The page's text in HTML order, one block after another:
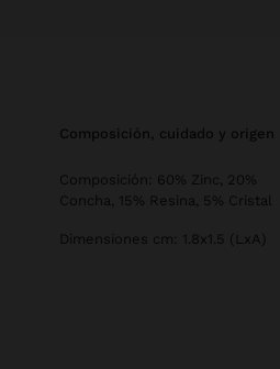
composición, cuidado y origen
Composición: 60% Zinc, 20%
Concha, 15% Resina, 5% Cristal
Dimensiones cm: 1.8x1.5 (LxA)